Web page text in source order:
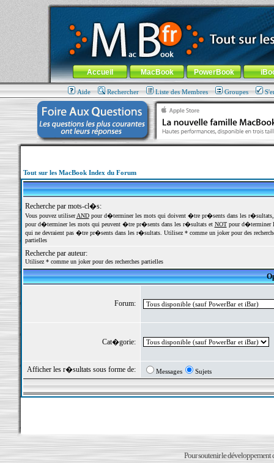
MacBook-fr.com : 100% Apple... 100% nomade !
Aller au contenu-Aller au menu général-Aller au menu de
Menu général
Accueil MacBook PowerBook
Aide Rechercher Liste des Membres Groupes
Tout sur les MacBook Index du Forum
Recherche par mots-cl�s:
Vous pouvez utiliserANDpour d�terminer les mots qui doivent �tre pr�sents dans les
pour d�terminer les mots qui peuvent �tre pr�sents dans les r�sultats et NOTpour d�terminer
qui ne devraient pas �tre pr�sents dans les r�sultats. Utilisez * comme un joker pour des
partielles
Recherche par auteur:
Utilisez * comme un joker pour des recherches partielles
Forum:
Cat�gorie:
Afficher les r�sultats sous forme de: Messages Sujets
Pour soutenir le développement